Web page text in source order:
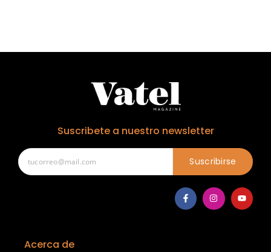
Suscribete a nuestro newsletter
Suscribirse
Acerca de